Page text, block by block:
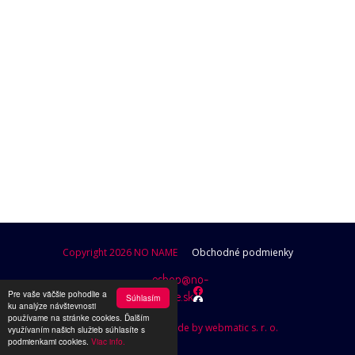
Súhlasím
Pre vaše väčšie pohodlie a
ku analýze návštevnosti
používame na stránke cookies. Ďalším
využívaním našich služieb súhlasíte s
podmienkami cookies. Viac info.
Copyright 2026 NO NAME Obchodné podmienky
eshop@no-
name.sk
Design by Brutusik, Code by webmatic s. r. o.